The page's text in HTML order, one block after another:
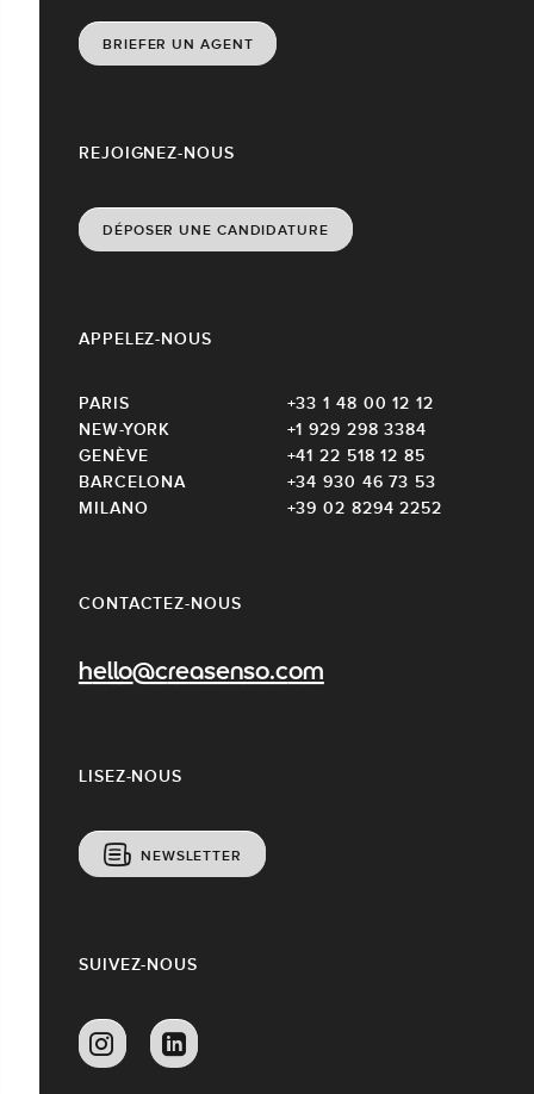
CONTACTEZ-NOUS
hello@creasenso.com
REJOIGNEZ-NOUS
DÉPOSER UNE CANDIDATURE
LISEZ-NOUS
NEWSLETTER
APPELEZ-NOUS
PARIS
+33 1 48 00 12 12
NEW-YORK
+1 929 298 3384
GENÈVE
+41 22 518 12 85
BARCELONA
+34 930 46 73 53
MILANO
+39 02 8294 2252
BRIEFER UN AGENT
SUIVEZ-NOUS